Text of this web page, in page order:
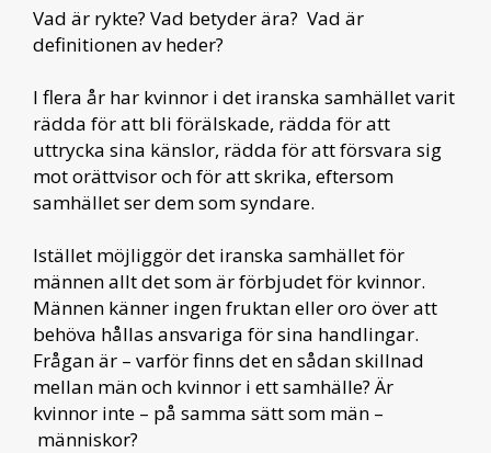
Vad är rykte? Vad betyder ära? Vad är
definitionen av heder?
I flera år har kvinnor i det iranska samhället varit
rädda för att bli förälskade, rädda för att
uttrycka sina känslor, rädda för att försvara sig
mot orättvisor och för att skrika, eftersom
samhället ser dem som syndare.
Istället möjliggör det iranska samhället för
männen allt det som är förbjudet för kvinnor.
Männen känner ingen fruktan eller oro över att
behöva hållas ansvariga för sina handlingar.
Frågan är – varför finns det en sådan skillnad
mellan män och kvinnor i ett samhälle? Är
kvinnor inte – på samma sätt som män –
människor?